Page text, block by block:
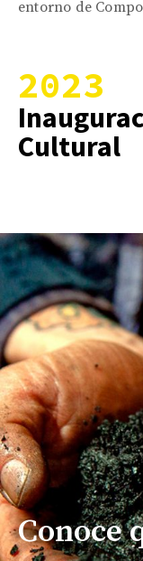
entorno de
2023
Cultural
Conoce